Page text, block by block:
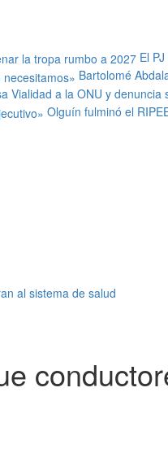
El
Bartolomé
Vialidad a la ONU y denuncia
Olguín fulminó el
al sistema de salud